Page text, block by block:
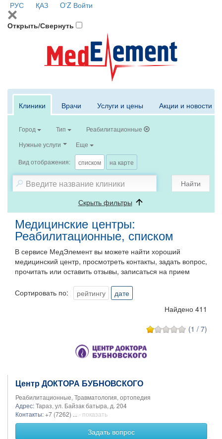
РУС ҚАЗ O'Z Войти
Открыть/Свернуть
Клиники Врачи Услуги и цены Акции и новости
Город Тип
Реабилитационные
Нужные услуги
Еще
Вид отображения: списком на карте
Найти
Скрыть фильтры
Медицинские центры:
Реабилитационные, списком
В сервисе МедЭлемент вы можете найти хороший
медицинский центр, просмотреть контакты, задать вопрос,
прочитать или оставить отзывы, записаться на прием
Сортировать по: рейтингу
дате
Найдено 411
(1 / 7)
Центр ДОКТОРА БУБНОВСКОГО
Реабилитационные, Травматология, ортопедия
Адрес:Тараз, ул. Байзак батыра, д. 204
Контакты: +7 (7262) ... - показать
Задать вопрос